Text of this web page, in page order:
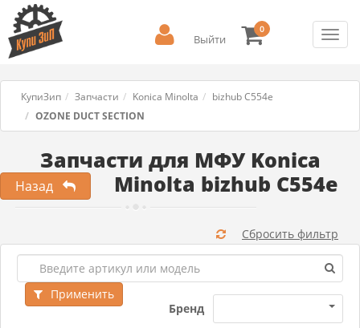
Выйти
0
КупиЗип Запчасти Konica Minolta
bizhub C554e
OZONE DUCT SECTION
Запчасти для МФУ Konica
Minolta bizhub C554e
Назад
Бренд
Применить
Сбросить фильтр